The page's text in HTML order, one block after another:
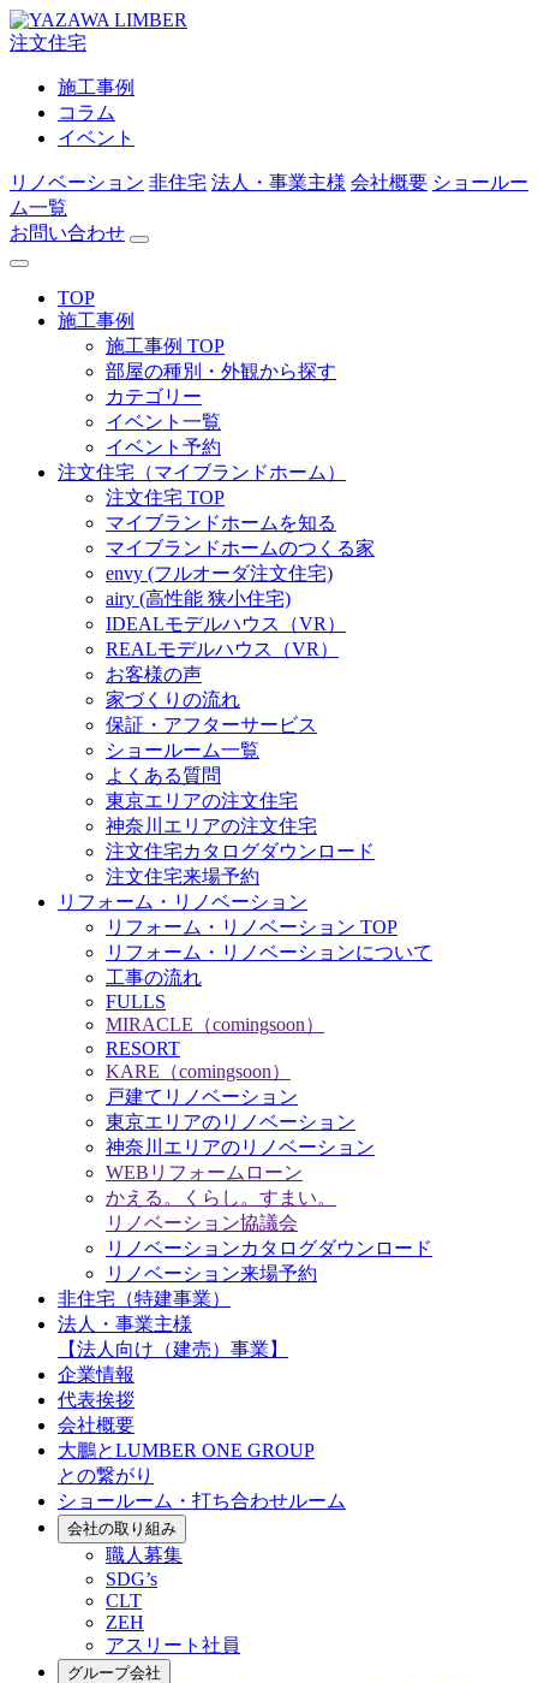
注文住宅
施工事例
コラム
イベント
リノベーション 非住宅 法人・事業主様 会社概要 ショールー
ム一覧
お問い合わせ
TOP
施工事例
施工事例 TOP
部屋の種別・外観から探す
カテゴリー
イベント一覧
イベント予約
注文住宅（マイブランドホーム）
注文住宅 TOP
マイブランドホームを知る
マイブランドホームのつくる家
envy (フルオーダ注文住宅)
airy (高性能 狭小住宅)
IDEALモデルハウス（VR）
REALモデルハウス（VR）
お客様の声
家づくりの流れ
保証・アフターサービス
ショールーム一覧
よくある質問
東京エリアの注文住宅
神奈川エリアの注文住宅
注文住宅カタログダウンロード
注文住宅来場予約
リフォーム・リノベーション
リフォーム・リノベーション TOP
リフォーム・リノベーションについて
工事の流れ
FULLS
MIRACLE（comingsoon）
RESORT
KARE（comingsoon）
戸建てリノベーション
東京エリアのリノベーション
神奈川エリアのリノベーション
WEBリフォームローン
かえる。くらし。すまい。
リノベーション協議会
リノベーションカタログダウンロード
リノベーション来場予約
非住宅（特建事業）
法人・事業主様
【法人向け（建売）事業】
企業情報
代表挨拶
会社概要
大鵬とLUMBER ONE GROUP
との繋がり
ショールーム・打ち合わせルーム
会社の取り組み
職人募集
SDG’s
CLT
ZEH
アスリート社員
グループ会社